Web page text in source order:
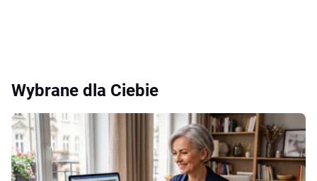
Wybrane dla Ciebie